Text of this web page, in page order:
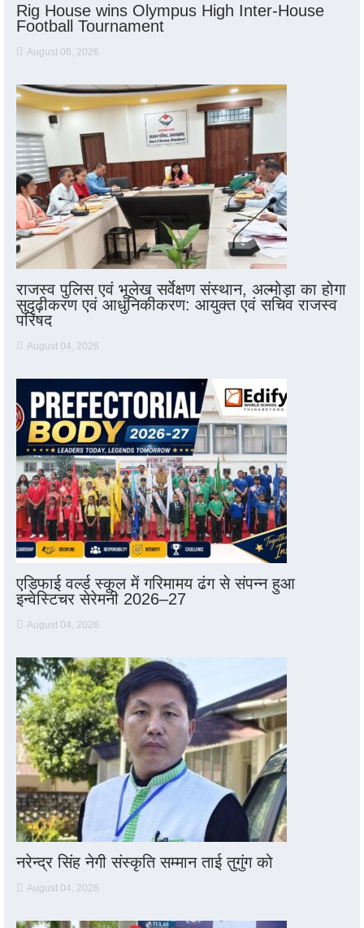
Rig House wins Olympus High Inter-House
Football Tournament
August 06, 2026
राजस्व पुलिस एवं भूलेख सर्वेक्षण संस्थान, अल्मोड़ा का होगा
सुदृढ़ीकरण एवं आधुनिकीकरण: आयुक्त एवं सचिव राजस्व
परिषद
August 04, 2026
एडिफाई वर्ल्ड स्कूल में गरिमामय ढंग से संपन्न हुआ
इन्वेस्टिचर सेरेमनी 2026–27
August 04, 2026
नरेन्द्र सिंह नेगी संस्कृति सम्मान ताई तुगुंग को
August 04, 2026